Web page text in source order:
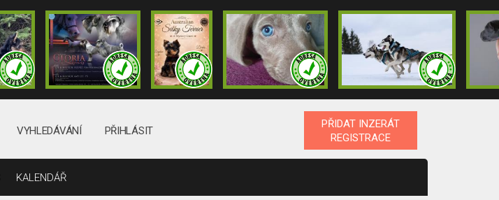
VYHLEDÁVÁNÍ PŘIHLÁSIT
PŘIDAT INZERÁT
REGISTRACE
KALENDÁŘ